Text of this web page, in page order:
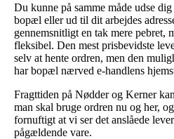
Du kunne på samme måde udse
bopæl eller ud til dit arbejdes
gennemsnitligt en tak mere pebret,
fleksibel. Den mest prisbevidste
selv at hente ordren, men den
har bopæl nærved e-handlens
Fragttiden på Nødder og Kerner
man skal bruge ordren nu og her,
fornuftigt at vi ser det anslåede
pågældende vare.